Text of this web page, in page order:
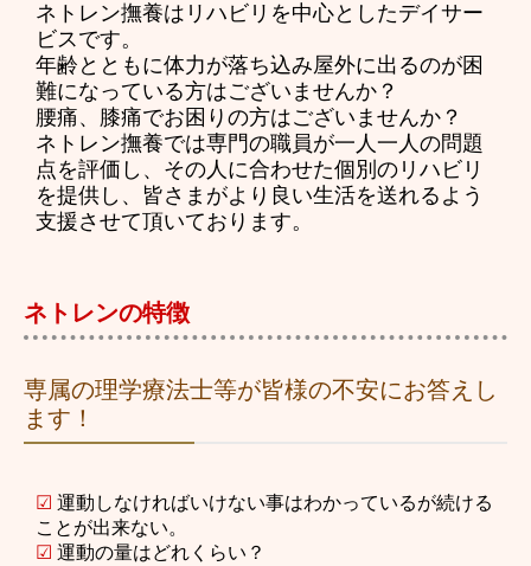
ネトレン撫養はリハビリを中心としたデイサー
ビスです。
年齢とともに体力が落ち込み屋外に出るのが困
難になっている方はございませんか？
腰痛、膝痛でお困りの方はございませんか？
ネトレン撫養では専門の職員が一人一人の問題
点を評価し、その人に合わせた個別のリハビリ
を提供し、皆さまがより良い生活を送れるよう
支援させて頂いております。
ネトレンの特徴
専属の理学療法士等が皆様の不安にお答えし
ます！
☑ 運動しなければいけない事はわかっているが続ける
ことが出来ない。
☑ 運動の量はどれくらい？